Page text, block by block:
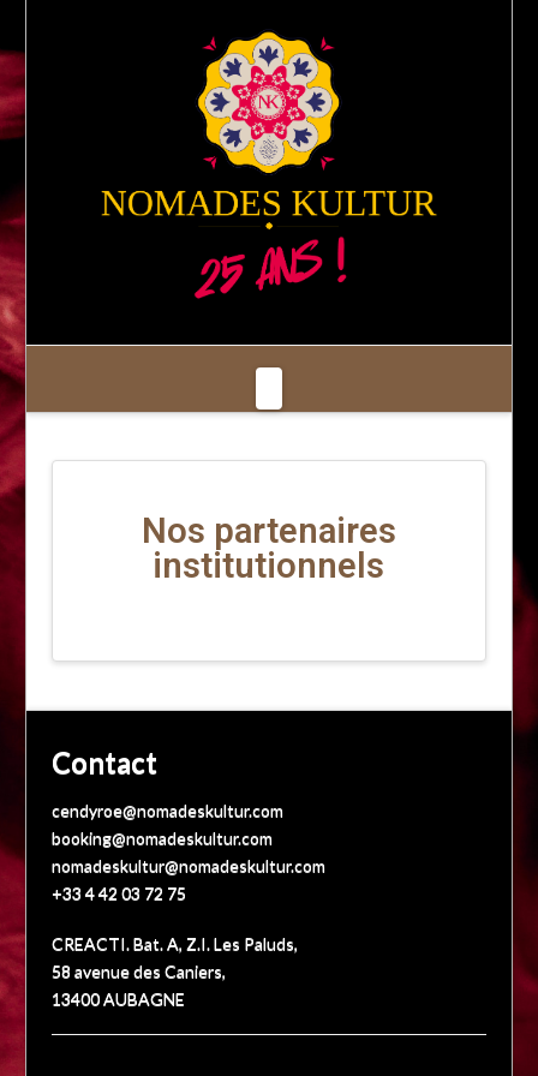
Nos partenaires
institutionnels
Contact
cendyroe@nomadeskultur.com
booking@nomadeskultur.com
nomadeskultur@nomadeskultur.com
+33 4 42 03 72 75
CREACTI. Bat. A, Z.I. Les Paluds,
58 avenue des Caniers,
13400 AUBAGNE